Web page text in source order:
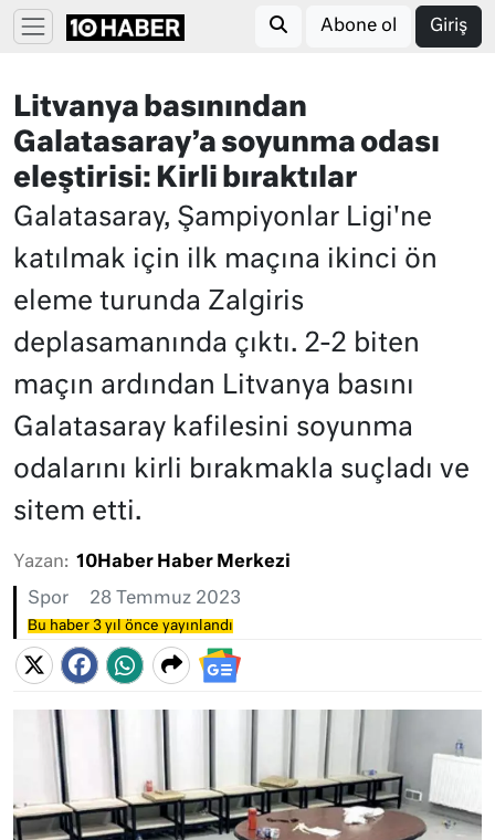
Abone ol Giriş
Litvanya basınından
Galatasaray’a soyunma odası
eleştirisi: Kirli bıraktılar
Galatasaray, Şampiyonlar Ligi'ne
katılmak için ilk maçına ikinci ön
eleme turunda Zalgiris
deplasamanında çıktı. 2-2 biten
maçın ardından Litvanya basını
Galatasaray kafilesini soyunma
odalarını kirli bırakmakla suçladı ve
sitem etti.
Yazan: 10Haber Haber Merkezi
Spor 28 Temmuz 2023
Bu haber 3 yıl önce yayınlandı